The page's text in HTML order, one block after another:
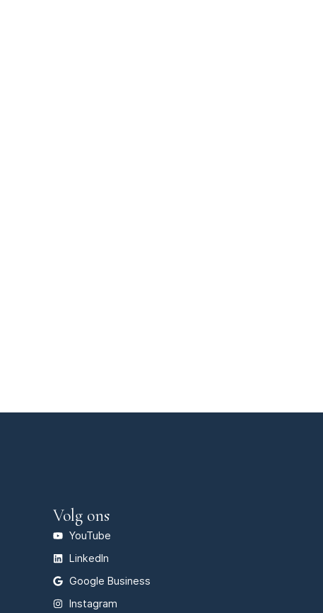
Volg ons
YouTube
LinkedIn
Google Business
Instagram